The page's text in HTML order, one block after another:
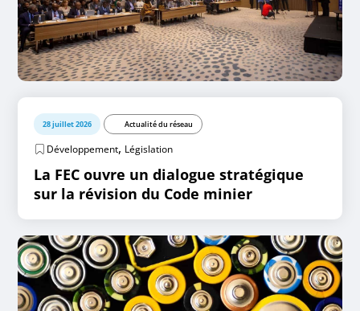
28 juillet 2026 Actualité du réseau
Développement, Législation
La FEC ouvre un dialogue stratégique
sur la révision du Code minier